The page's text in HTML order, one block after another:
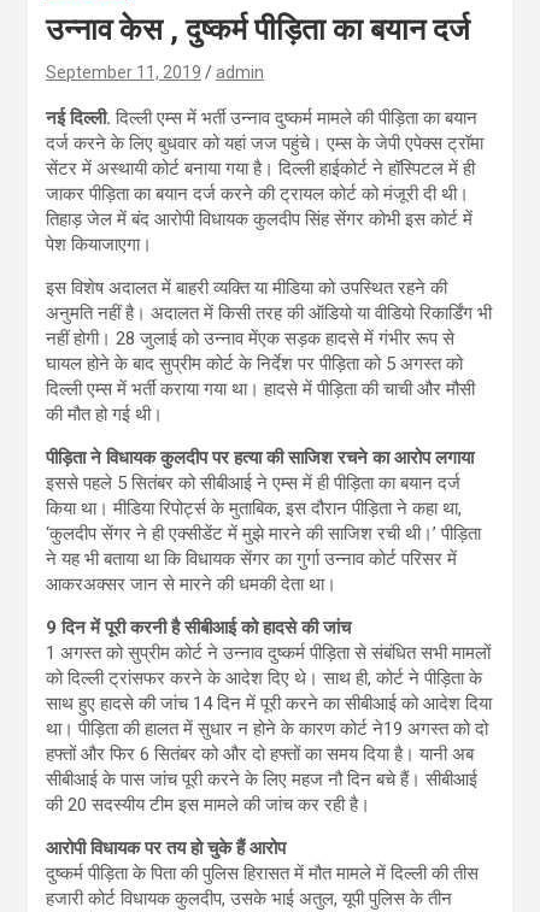
उन्नाव केस , दुष्कर्म पीड़िता का बयान दर्ज
September 11, 2019 admin
नई दिल्ली. दिल्ली एम्स में भर्ती उन्नाव दुष्कर्म मामले की पीड़िता का बयान
दर्ज करने के लिए बुधवार को यहां जज पहुंचे। एम्स के जेपी एपेक्स ट्रॉमा
सेंटर में अस्थायी कोर्ट बनाया गया है। दिल्ली हाईकोर्ट ने हॉस्पिटल में ही
जाकर पीड़िता का बयान दर्ज करने की ट्रायल कोर्ट को मंजूरी दी थी।
तिहाड़ जेल में बंद आरोपी विधायक कुलदीप सिंह सेंगर कोभी इस कोर्ट में
पेश कियाजाएगा।
इस विशेष अदालत में बाहरी व्यक्ति या मीडिया को उपस्थित रहने की
अनुमति नहीं है। अदालत में किसी तरह की ऑडियो या वीडियो रिकार्डिंग भी
नहीं होगी। 28 जुलाई को उन्नाव मेंएक सड़क हादसे में गंभीर रूप से
घायल होने के बाद सुप्रीम कोर्ट के निर्देश पर पीड़िता को 5 अगस्त को
दिल्ली एम्स में भर्ती कराया गया था। हादसे में पीड़िता की चाची और मौसी
की मौत हो गई थी।
पीड़िता ने विधायक कुलदीप पर हत्या की साजिश रचने का आरोप लगाया
इससे पहले 5 सितंबर को सीबीआई ने एम्स में ही पीड़िता का बयान दर्ज
किया था। मीडिया रिपोर्ट्स के मुताबिक, इस दौरान पीड़िता ने कहा था,
‘कुलदीप सेंगर ने ही एक्सीडेंट में मुझे मारने की साजिश रची थी।’ पीड़िता
ने यह भी बताया था कि विधायक सेंगर का गुर्गा उन्नाव कोर्ट परिसर में
आकरअक्सर जान से मारने की धमकी देता था।
9 दिन में पूरी करनी है सीबीआई को हादसे की जांच
1 अगस्त को सुप्रीम कोर्ट ने उन्नाव दुष्कर्म पीड़िता से संबंधित सभी मामलों
को दिल्ली ट्रांसफर करने के आदेश दिए थे। साथ ही, कोर्ट ने पीड़िता के
साथ हुए हादसे की जांच 14 दिन में पूरी करने का सीबीआई को आदेश दिया
था। पीड़िता की हालत में सुधार न होने के कारण कोर्ट ने19 अगस्त को दो
हफ्तों और फिर 6 सितंबर को और दो हफ्तों का समय दिया है। यानी अब
सीबीआई के पास जांच पूरी करने के लिए महज नौ दिन बचे हैं। सीबीआई
की 20 सदस्यीय टीम इस मामले की जांच कर रही है।
आरोपी विधायक पर तय हो चुके हैं आरोप
दुष्कर्म पीड़िता के पिता की पुलिस हिरासत में मौत मामले में दिल्ली की तीस
हजारी कोर्ट विधायक कुलदीप, उसके भाई अतुल, यूपी पुलिस के तीन